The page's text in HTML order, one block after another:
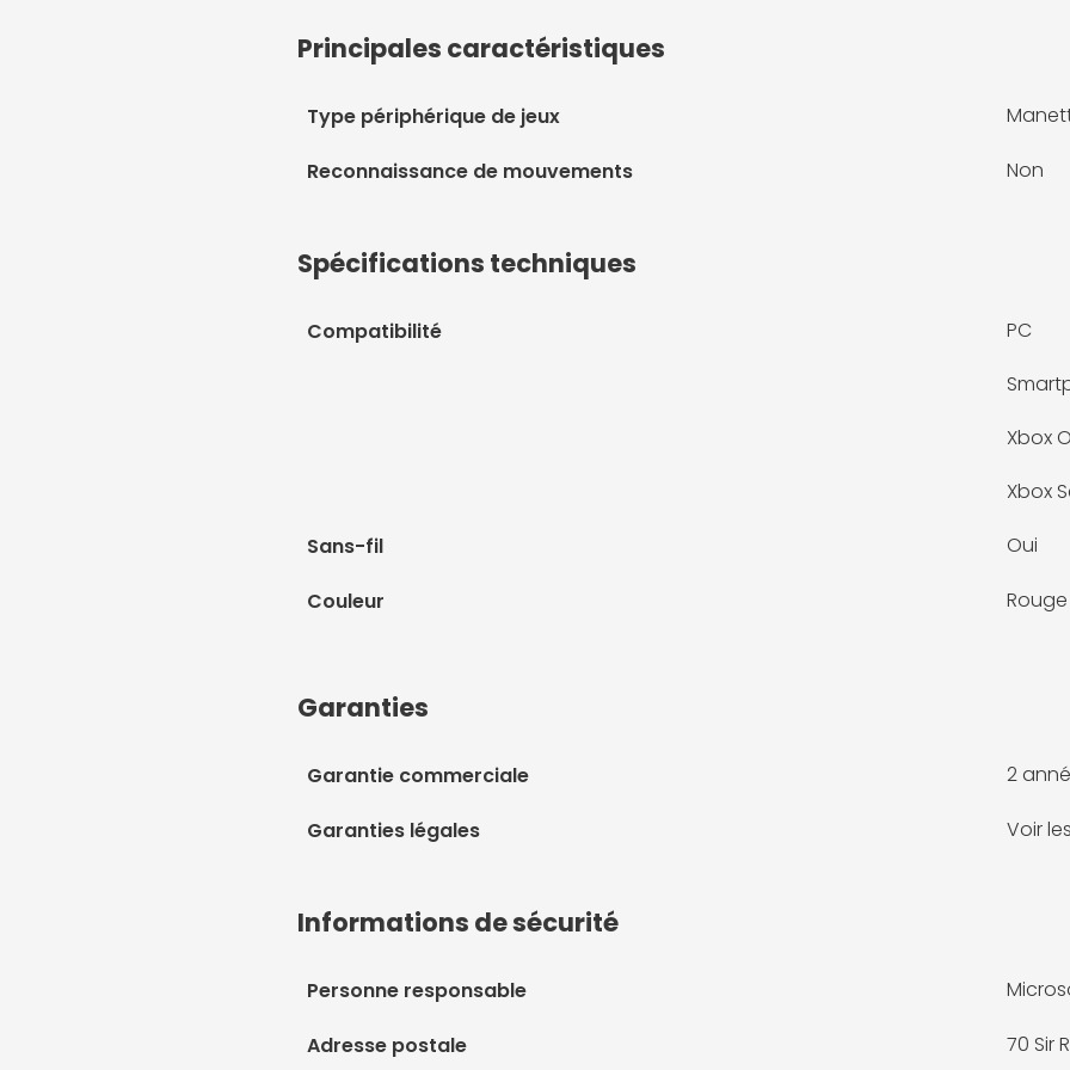
Principales caractéristiques
Type périphérique de jeux
Reconnaissance de mouvements Non
Spécifications techniques
Compatibilité
PC
Xbox
Xbox
Sans-fil
Oui
Couleur Rouge
Garanties
Garantie commerciale 2
Garanties légales Voir
Informations de sécurité
Personne responsable
Adresse postale 70 Sir